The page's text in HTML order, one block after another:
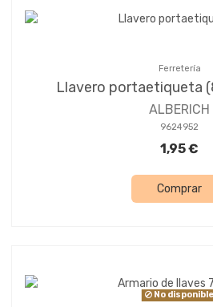
Ferretería
Llavero portaetiqueta
ALBERICH
9624952
1,95 €
Comprar
No disponible